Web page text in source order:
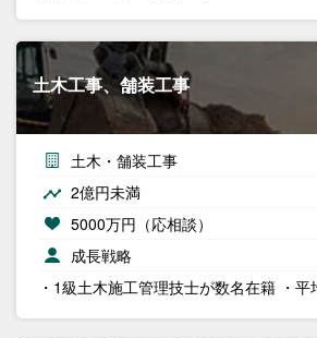
土木工事、舗装工事
土木・舗装工事
2億円未満
5000万円（応相談）
成長戦略
・1級土木施工管理技士が数名在籍 ・